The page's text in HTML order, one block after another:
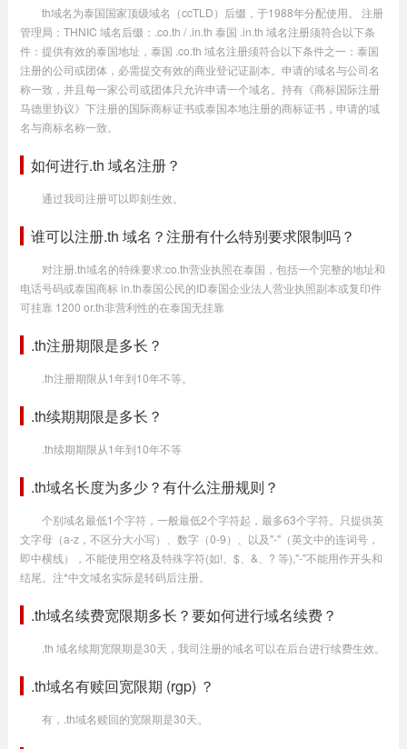
th域名为泰国国家顶级域名（ccTLD）后缀，于1988年分配使用。 注册
管理局：THNIC 域名后缀：.co.th / .in.th 泰国 .in.th 域名注册须符合以下条
件：提供有效的泰国地址，泰国 .co.th 域名注册须符合以下条件之一：泰国
注册的公司或团体，必需提交有效的商业登记证副本。申请的域名与公司名
称一致，并且每一家公司或团体只允许申请一个域名。持有《商标国际注册
马德里协议》下注册的国际商标证书或泰国本地注册的商标证书，申请的域
名与商标名称一致。
如何进行.th 域名注册？
通过我司注册可以即刻生效。
谁可以注册.th 域名？注册有什么特别要求限制吗？
对注册.th域名的特殊要求:co.th营业执照在泰国，包括一个完整的地址和
电话号码或泰国商标 in.th泰国公民的ID泰国企业法人营业执照副本或复印件
可挂靠 1200 or.th非营利性的在泰国无挂靠
.th注册期限是多长？
.th注册期限从1年到10年不等。
.th续期期限是多长？
.th续期期限从1年到10年不等
.th域名长度为多少？有什么注册规则？
个别域名最低1个字符，一般最低2个字符起，最多63个字符。只提供英
文字母（a-z，不区分大小写）、数字（0-9）、以及"-"（英文中的连词号，
即中横线），不能使用空格及特殊字符(如!、$、&、? 等),"-"不能用作开头和
结尾。注*中文域名实际是转码后注册。
.th域名续费宽限期多长？要如何进行域名续费？
.th 域名续期宽限期是30天，我司注册的域名可以在后台进行续费生效。
.th域名有赎回宽限期 (rgp) ？
有，.th域名赎回的宽限期是30天。